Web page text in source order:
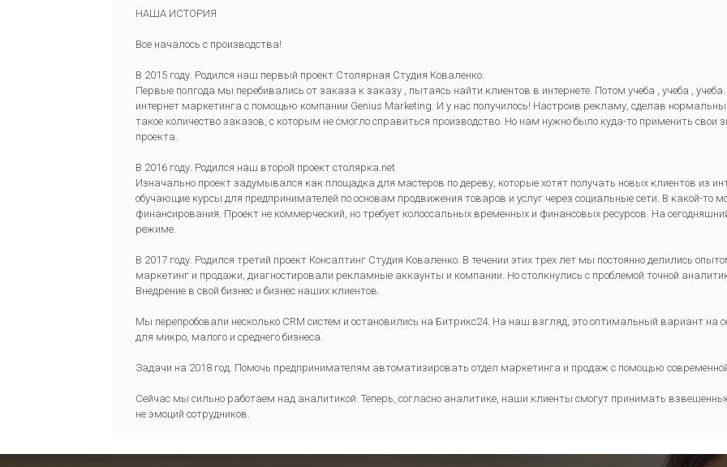
НАША ИСТОРИЯ
Все началось с производства!
В 2015 году. Родился наш первый проект Столярная Студия Коваленко.
Первые полгода мы перебивались от заказа к заказу , пытаясь найти клиентов в интернете. Потом учеба , учеба ,
интернет маркетинга с помощью компании Genius Marketing. И у нас получилось! Настроив рекламу, сделав
такое количество заказов, с которым не смогло справиться производство. Но нам нужно было куда-то применить свои
проекта.
В 2016 году. Родился наш второй проект столярка.net
Изначально проект задумывался как площадка для мастеров по дереву, которые хотят получать новых клиентов из
обучающие курсы для предпринимателей по основам продвижения товаров и услуг через социальные сети. В какой-то
финансирования. Проект не коммерческий, но требует колоссальных временных и финансовых ресурсов. На
режиме.
В 2017 году. Родился третий проект Консалтинг Студия Коваленко. В течении этих трех лет мы постоянно делились
маркетинг и продажи, диагностировали рекламные аккаунты и компании. Но столкнулись с проблемой точной
Внедрение в свой бизнес и бизнес наших клиентов.
Мы перепробовали несколько CRM систем и остановились на Битрикс24. На наш взгляд, это оптимальный вариант на
для микро, малого и среднего бизнеса.
Задачи на 2018 год. Помочь предпринимателям автоматизировать отдел маркетинга и продаж с помощью
Сейчас мы сильно работаем над аналитикой. Теперь, согласно аналитике, наши клиенты смогут принимать
не эмоций сотрудников.